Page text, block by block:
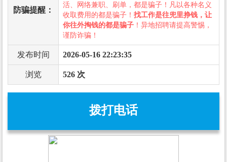
防骗提醒：
活、网络兼职、刷单，都是骗子！凡以各种名义
收取费用的都是骗子！ 找工作是往兜里挣钱，让
你往外掏钱的都是骗子 ！异地招聘请提高警惕，
谨防诈骗！
发布时间 2026-05-16 22:23:35
浏览 526 次
拨打电话